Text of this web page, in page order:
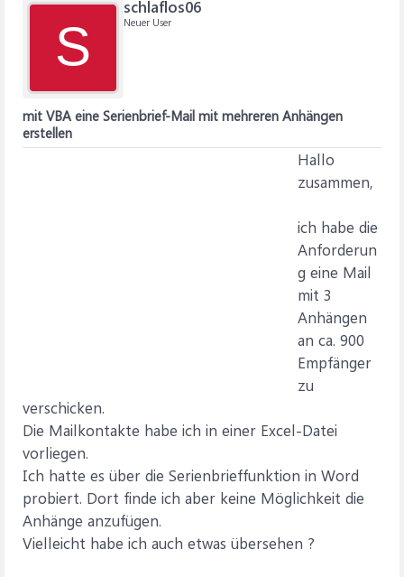
S
schlaflos06
Neuer User
mit VBA eine Serienbrief-Mail mit mehreren Anhängen
erstellen
Hallo
zusammen,
ich habe die
Anforderun
g eine Mail
mit 3
Anhängen
an ca. 900
Empfänger
zu
verschicken.
Die Mailkontakte habe ich in einer Excel-Datei
vorliegen.
Ich hatte es über die Serienbrieffunktion in Word
probiert. Dort finde ich aber keine Möglichkeit die
Anhänge anzufügen.
Vielleicht habe ich auch etwas übersehen ?